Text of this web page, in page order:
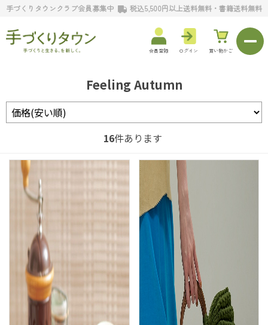
手づくりタウンクラブ会員募集中 税込5,500円以上送料無料・書籍送料無料
会員登録 ログイン 買い物かご
Feeling Autumn
16件あります